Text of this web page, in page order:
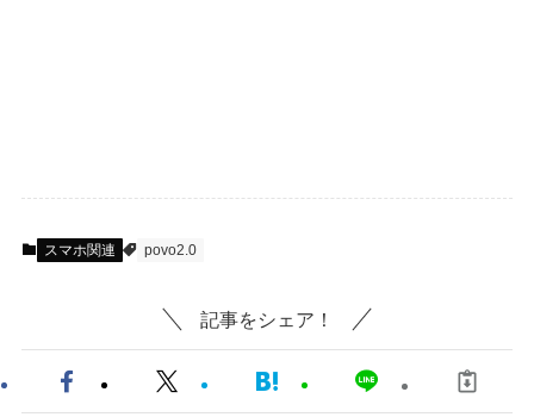
スマホ関連 povo2.0
記事をシェア！